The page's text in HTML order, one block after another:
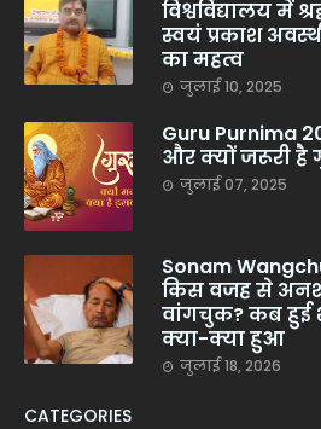
विश्वविद्यालय में
स्वयं प्रकाश
का महत्व
जुलाई 10, 2025
Guru Purnima
और क्यों जरूरी है
जुलाई 07, 2025
Sonam
किस वजह से
वांगचुक? कब
क्या-क्या हुआ
जुलाई 18, 2026
CATEGORIES